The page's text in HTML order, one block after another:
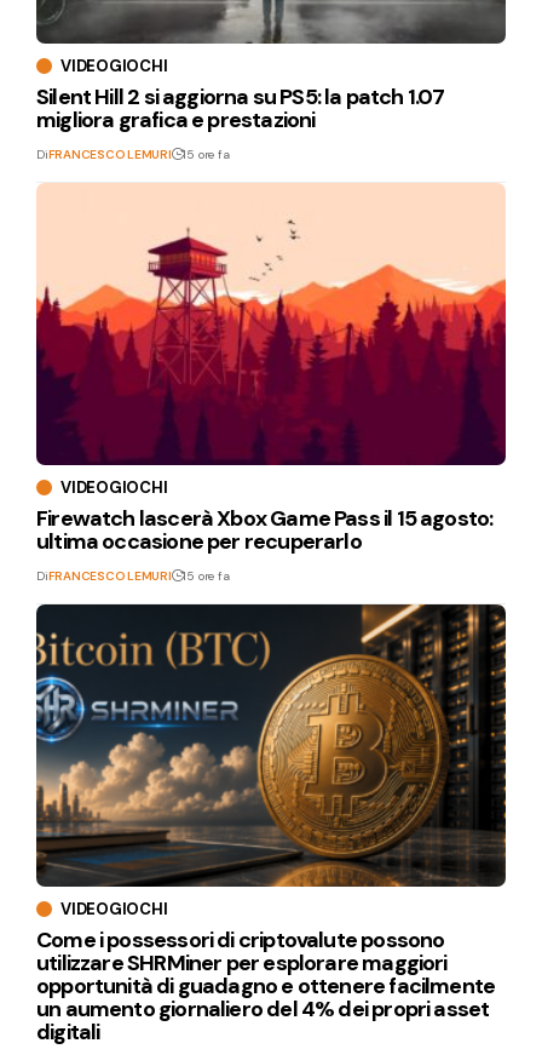
VIDEOGIOCHI
Silent Hill 2 si aggiorna su PS5: la patch 1.07
migliora grafica e prestazioni
DiFRANCESCO LEMURI 15 ore fa
VIDEOGIOCHI
Firewatch lascerà Xbox Game Pass il 15 agosto:
ultima occasione per recuperarlo
DiFRANCESCO LEMURI 15 ore fa
VIDEOGIOCHI
Come i possessori di criptovalute possono
utilizzare SHRMiner per esplorare maggiori
opportunità di guadagno e ottenere facilmente
un aumento giornaliero del 4% dei propri asset
digitali